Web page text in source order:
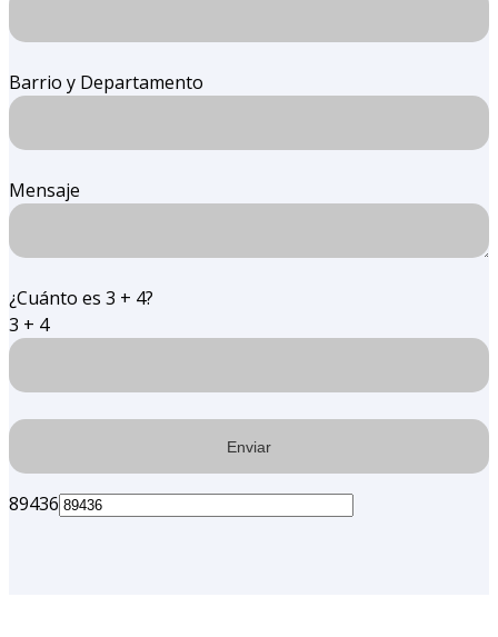
Barrio y Departamento
Mensaje
¿Cuánto es 3 + 4?
3 + 4
89436